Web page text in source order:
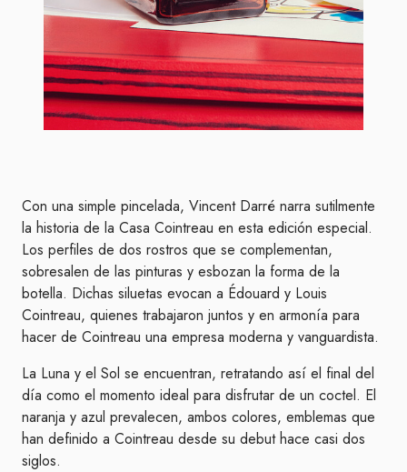
Con una simple pincelada, Vincent Darré narra sutilmente
la historia de la Casa Cointreau en esta edición especial.
Los perfiles de dos rostros que se complementan,
sobresalen de las pinturas y esbozan la forma de la
botella. Dichas siluetas evocan a Édouard y Louis
Cointreau, quienes trabajaron juntos y en armonía para
hacer de Cointreau una empresa moderna y vanguardista.
La Luna y el Sol se encuentran, retratando así el final del
día como el momento ideal para disfrutar de un coctel. El
naranja y azul prevalecen, ambos colores, emblemas que
han definido a Cointreau desde su debut hace casi dos
siglos.